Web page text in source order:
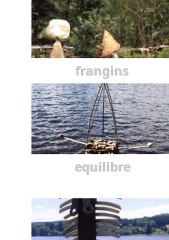
frangins
equilibre